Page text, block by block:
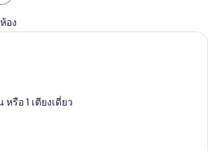
อง
ห้องดีลักซ์ | เครื่องนอนระดับพรีเมียม,
รือ 1 เตียงเดี่ยว